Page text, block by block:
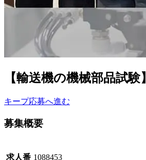
【輸送機の機械部品試験
キープ応募へ進む
募集概要
求人番 1088453